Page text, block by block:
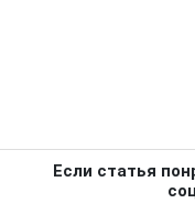
Если статья